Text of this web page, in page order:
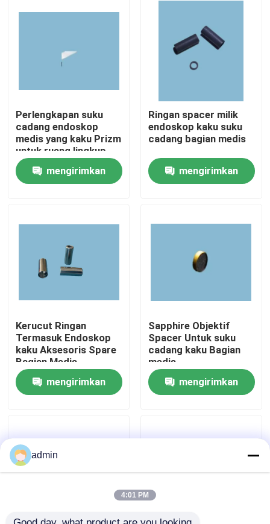
Rumah
Tur Pabrik
Kontrol Kualitas
Permintaan Penawaran
Ruang Lingkup Fleksibel
Perlengkapan suku
cadang endoskop
medis yang kaku Prizm
untuk ruang lingkup
kaku
mengirimkan
Ringan spacer milik
endoskop kaku suku
cadang bagian medis
mengirimkan
Kerucut Ringan
Termasuk Endoskop
kaku Aksesoris Spare
Bagian Medis
mengirimkan
Sapphire Objektif
Spacer Untuk suku
cadang kaku Bagian
medis
mengirimkan
admin
4:01 PM